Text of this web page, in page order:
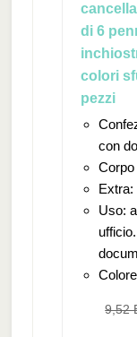
di 6
colori
pezzi
con
Uso:
9,52